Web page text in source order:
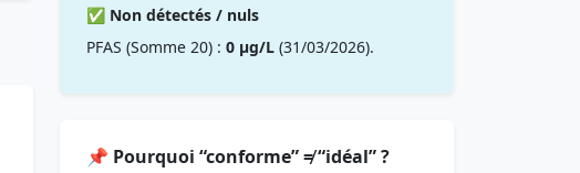
✅ Non détectés / nuls
PFAS (Somme 20) : 0 µg/L (31/03/2026).
📌 Pourquoi “conforme” ≠ “idéal” ?